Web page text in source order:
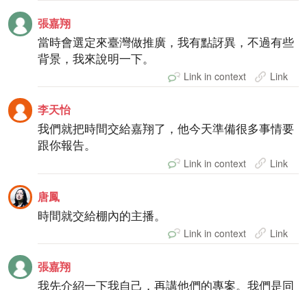
張嘉翔
當時會選定來臺灣做推廣，我有點訝異，不過有些
背景，我來說明一下。
Link in context Link
李天怡
我們就把時間交給嘉翔了，他今天準備很多事情要
跟你報告。
Link in context Link
唐鳳
時間就交給棚內的主播。
Link in context Link
張嘉翔
我先介紹一下我自己，再講他們的專案。我們是同